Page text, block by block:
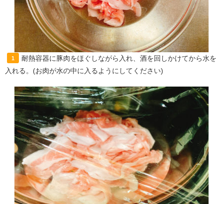
1
耐熱容器に豚肉をほぐしながら入れ、酒を回しかけてから水を
入れる。(お肉が水の中に入るようにしてください)